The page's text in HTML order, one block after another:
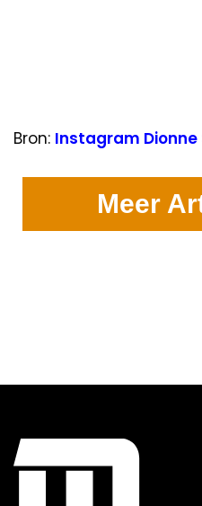
Bron: Instagram Dionne
Meer